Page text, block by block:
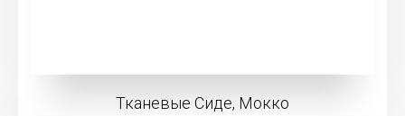
Тканевые Сиде, Мокко